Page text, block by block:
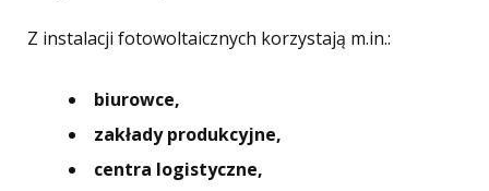
Z instalacji fotowoltaicznych korzystają m.in.:
biurowce,
zakłady produkcyjne,
centra logistyczne,